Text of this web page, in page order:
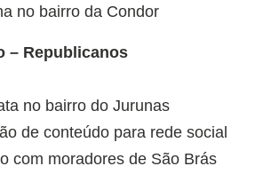
no bairro da Condor
– Republicanos
no bairro do Jurunas
de conteúdo para rede social
com moradores de São Brás